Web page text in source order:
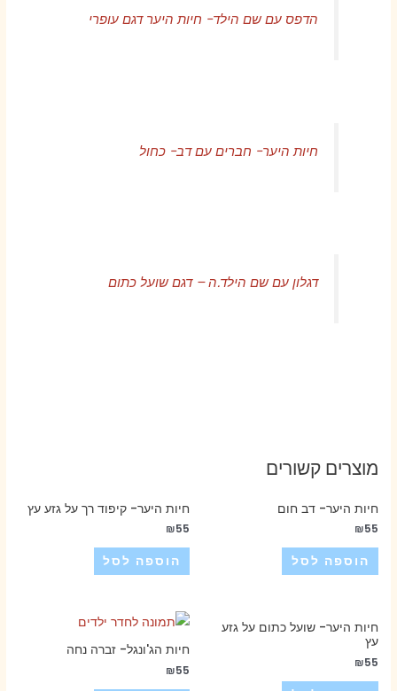
הדפס עם שם הילד- חיות היער דגם עופרי
חיות היער- חברים עם דב- כחול
דגלון עם שם הילד.ה – דגם שועל כתום
מוצרים קשורים
חיות היער- דב חום
₪55
הוספה לסל
חיות היער- קיפוד רך על גזע עץ
₪55
הוספה לסל
חיות היער- שועל כתום על גזע
עץ
₪55
חיות הג'ונגל- זברה נחה
₪55